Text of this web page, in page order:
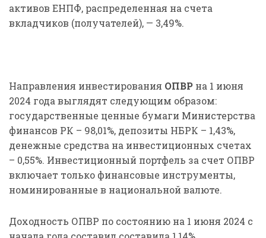
активов ЕНПФ, распределенная на счета
вкладчиков (получателей), — 3,49%.
Направления инвестирования ОПВР на 1 июня
2024 года выглядят следующим образом:
государственные ценные бумаги Министерства
финансов РК – 98,01%, депозиты НБРК – 1,43%,
денежные средства на инвестиционных счетах
– 0,55%. Инвестиционный портфель за счет ОПВР
включает только финансовые инструменты,
номинированные в национальной валюте.
Доходность ОПВР по состоянию на 1 июня 2024 с